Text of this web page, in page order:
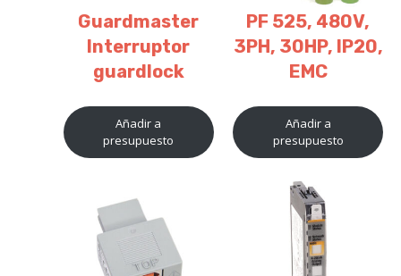
Guardmaster
Interruptor
guardlock
Añadir a
presupuesto
PF 525, 480V,
3PH, 30HP, IP20,
EMC
Añadir a
presupuesto